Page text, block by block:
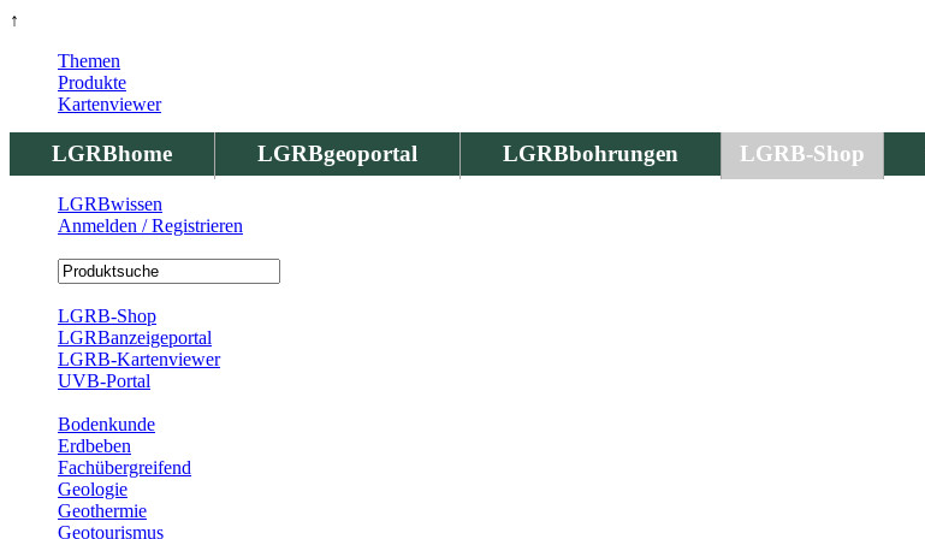
↑
LGRBhome LGRBgeoportal LGRBbohrungen LGRB-Shop
Themen
Produkte
Kartenviewer
LGRBwissen
Anmelden / Registrieren
LGRB-Shop
LGRBanzeigeportal
LGRB-Kartenviewer
UVB-Portal
Bodenkunde
Erdbeben
Fachübergreifend
Geologie
Geothermie
Geotourismus